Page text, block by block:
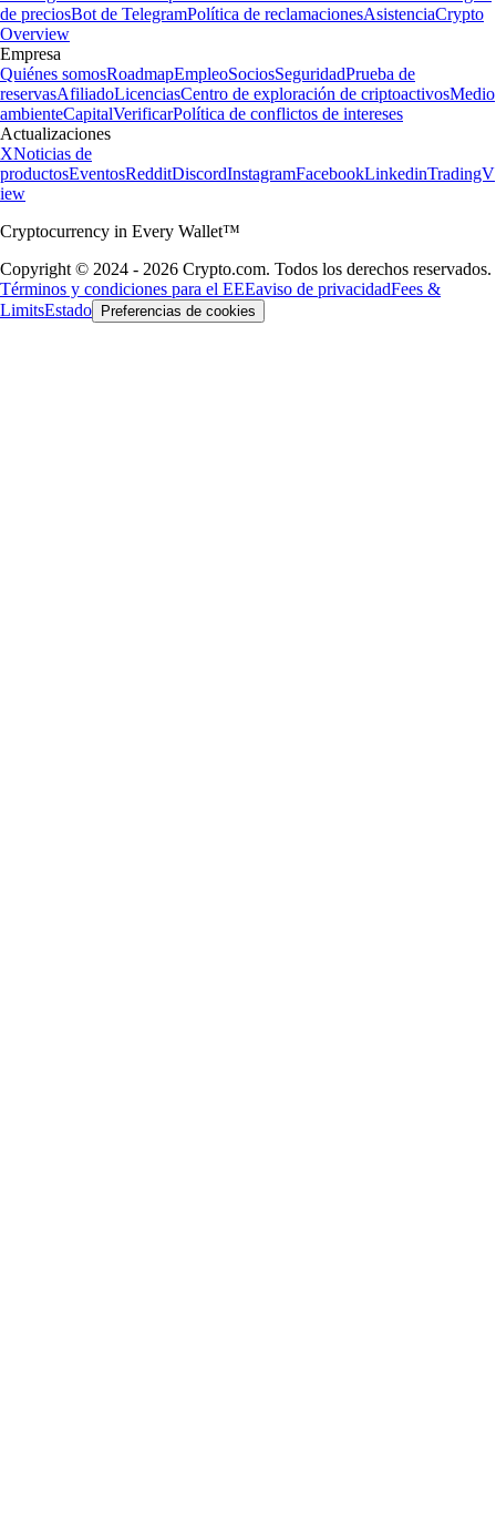
de preciosBot de TelegramPolítica de reclamacionesAsistenciaCrypto
Overview
Empresa
Quiénes somosRoadmapEmpleoSociosSeguridadPrueba de
reservasAfiliadoLicenciasCentro de exploración de criptoactivosMedio
ambienteCapitalVerificarPolítica de conflictos de intereses
Actualizaciones
XNoticias de
productosEventosRedditDiscordInstagramFacebookLinkedinTradingV
iew
Cryptocurrency in Every Wallet™
Copyright © 2024 - 2026 Crypto.com. Todos los derechos reservados.
Términos y condiciones para el EEEaviso de privacidadFees &
LimitsEstado Preferencias de cookies